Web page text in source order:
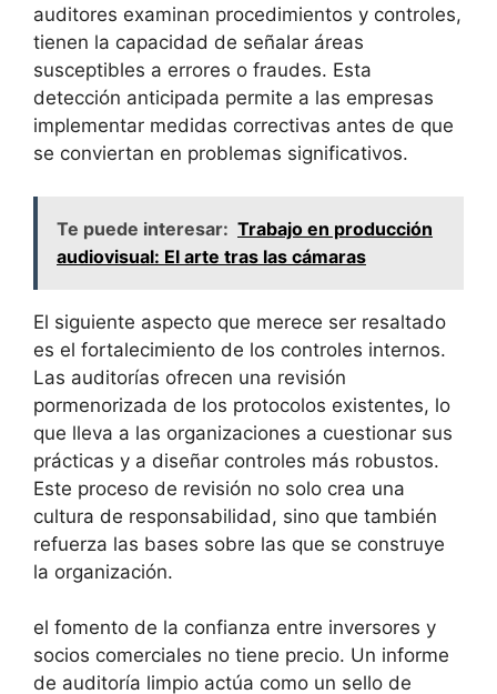
auditores examinan procedimientos y controles,
tienen la capacidad de señalar áreas
susceptibles a errores o fraudes. Esta
detección anticipada permite a las empresas
implementar medidas correctivas antes de que
se conviertan en problemas significativos.
Te puede interesar: Trabajo en producción
audiovisual: El arte tras las cámaras
El siguiente aspecto que merece ser resaltado
es el fortalecimiento de los controles internos.
Las auditorías ofrecen una revisión
pormenorizada de los protocolos existentes, lo
que lleva a las organizaciones a cuestionar sus
prácticas y a diseñar controles más robustos.
Este proceso de revisión no solo crea una
cultura de responsabilidad, sino que también
refuerza las bases sobre las que se construye
la organización.
el fomento de la confianza entre inversores y
socios comerciales no tiene precio. Un informe
de auditoría limpio actúa como un sello de